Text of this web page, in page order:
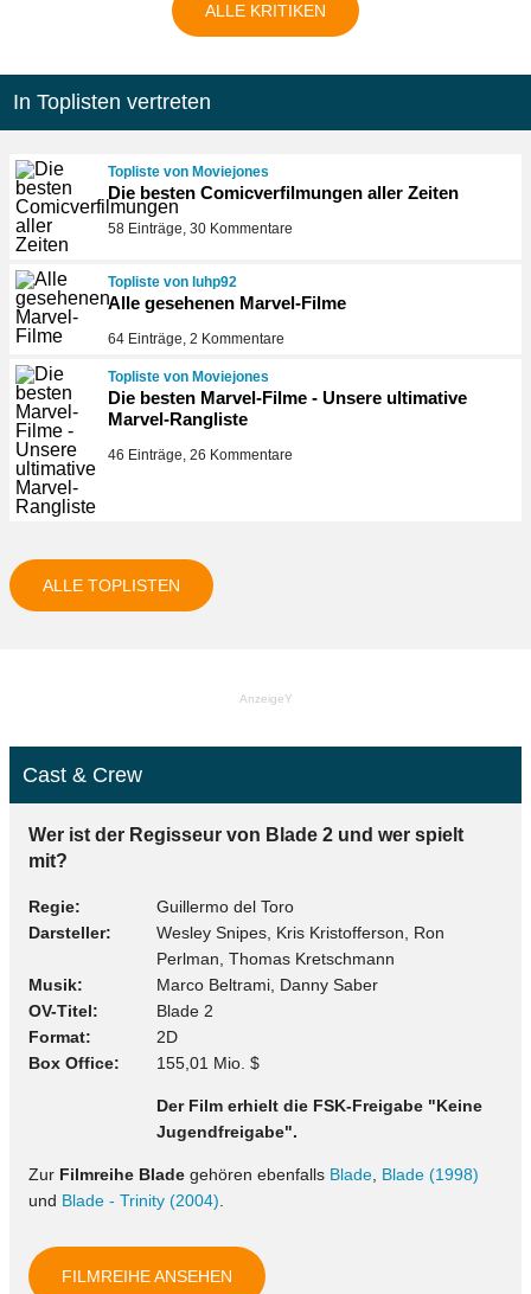
ALLE KRITIKEN
In Toplisten vertreten
Topliste von Moviejones
Die besten Comicverfilmungen aller Zeiten
58 Einträge, 30 Kommentare
Topliste von luhp92
Alle gesehenen Marvel-Filme
64 Einträge, 2 Kommentare
Topliste von Moviejones
Die besten Marvel-Filme - Unsere ultimative
Marvel-Rangliste
46 Einträge, 26 Kommentare
ALLE TOPLISTEN
AnzeigeY
Cast & Crew
Wer ist der Regisseur von Blade 2 und wer spielt
mit?
Regie
Guillermo del Toro
Darsteller
Wesley Snipes, Kris Kristofferson, Ron
Perlman, Thomas Kretschmann
Musik
Marco Beltrami, Danny Saber
OV-Titel
Blade 2
Format
2D
Box Office
155,01 Mio. $
Der Film erhielt die FSK-Freigabe "Keine
Jugendfreigabe".
Zur Filmreihe Blade gehören ebenfalls Blade Blade (1998)
und Blade - Trinity (2004)
FILMREIHE ANSEHEN